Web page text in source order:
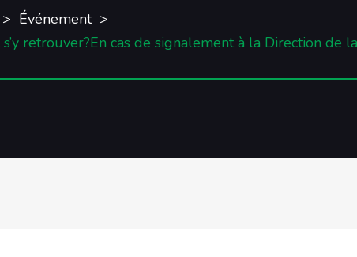
Événement
retrouver?En cas de signalement à la Direction